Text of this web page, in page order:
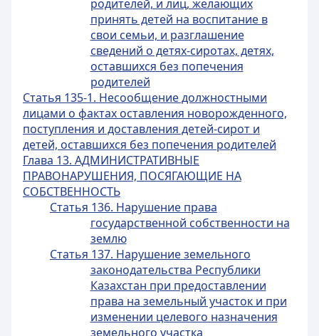
родителей, и лиц, желающих
принять детей на воспитание в
свои семьи, и разглашение
сведений о детях-сиротах, детях,
оставшихся без попечения
родителей
Статья 135-1. Несообщение должностными
лицами о фактах оставления новорожденного,
поступления и доставления детей-сирот и
детей, оставшихся без попечения родителей
Глава 13. АДМИНИСТРАТИВНЫЕ
ПРАВОНАРУШЕНИЯ, ПОСЯГАЮЩИЕ НА
СОБСТВЕННОСТЬ
Статья 136. Нарушение права
государственной собственности на
землю
Статья 137. Нарушение земельного
законодательства Республики
Казахстан при предоставлении
права на земельный участок и при
изменении целевого назначения
земельного участка